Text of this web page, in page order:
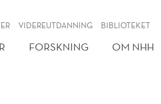
VIDEREUTDANNING BIBLIOTEKET
FORSKNING OM NHH